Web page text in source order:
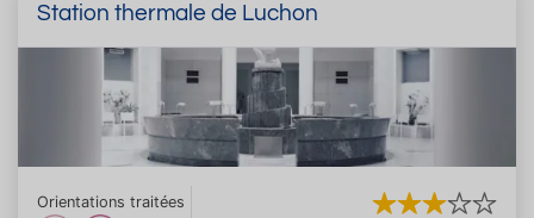
Station thermale de Luchon
Orientations traitées